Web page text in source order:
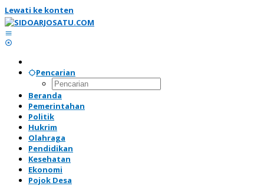
Lewati ke konten
Pencarian
Beranda
Pemerintahan
Politik
Hukrim
Olahraga
Pendidikan
Kesehatan
Ekonomi
Pojok Desa